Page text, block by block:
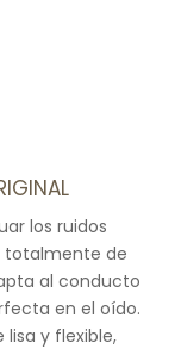
los ruidos
totalmente de
al conducto
en el oído.
y flexible,